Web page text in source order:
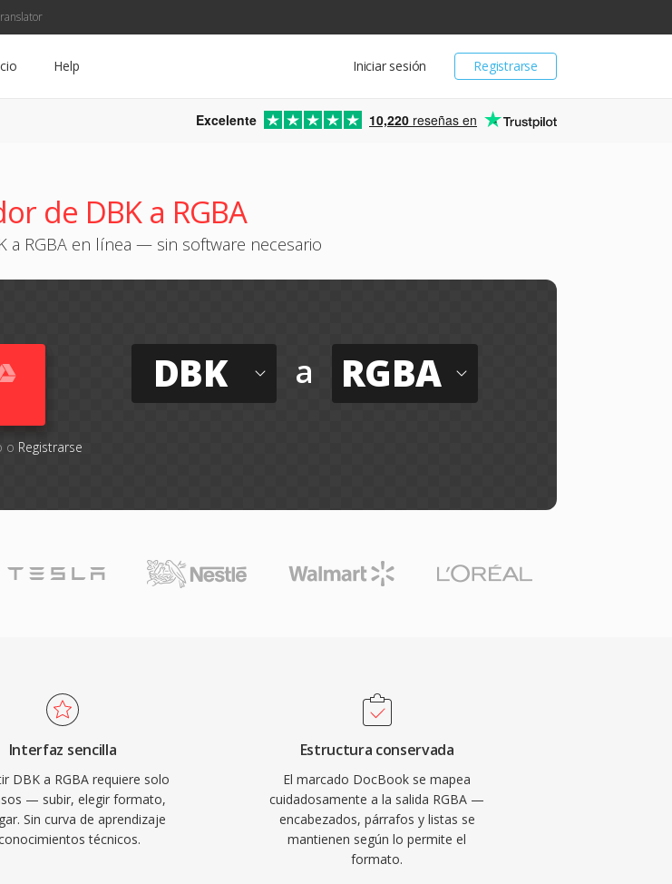
Registrarse
Iniciar sesión
Help
Excelente 10,220 reseñas en
de DBK a RGBA
a RGBA en línea — sin software necesario
o Registrarse
DBK a RGBA
Interfaz sencilla
DBK a RGBA requiere solo
— subir, elegir formato,
Sin curva de aprendizaje
técnicos.
Estructura conservada
El marcado DocBook se mapea
cuidadosamente a la salida RGBA —
encabezados, párrafos y listas se
mantienen según lo permite el
formato.